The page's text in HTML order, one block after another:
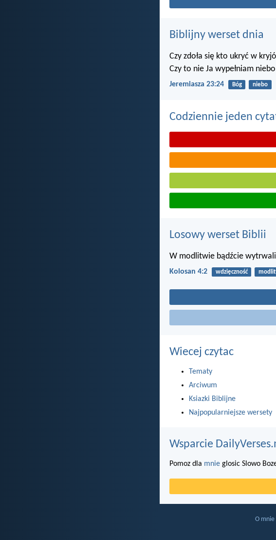
Biblijny werset dnia
Czy zdoła się kto ukryć w
Czy to nie Ja wypełniam
Jeremiasza 23:24 Bóg niebo
Codziennie jeden
Losowy werset Biblii
W modlitwie bądźcie
Kolosan 4:2 wdzięczność
Wiecej czytac
Tematy
Arciwum
Ksiazki Biblijne
Najpopularniejsze wersety
Wsparcie
Pomoz dla mnie glosic Slowo
O mnie